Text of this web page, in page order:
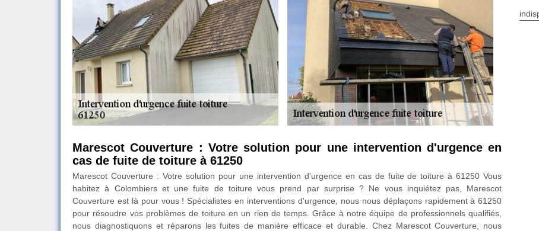
Marescot Couverture : Votre solution pour une intervention d'urgence en
cas de fuite de toiture à 61250
Marescot Couverture : Votre solution pour une intervention d'urgence en cas de fuite de toiture à 61250 Vous
habitez à Colombiers et une fuite de toiture vous prend par surprise ? Ne vous inquiétez pas, Marescot
Couverture est là pour vous ! Spécialistes en interventions d'urgence, nous nous déplaçons rapidement à 61250
pour résoudre vos problèmes de toiture en un rien de temps. Grâce à notre équipe de professionnels qualifiés,
nous diagnostiquons et réparons les fuites de manière efficace et durable. Chez Marescot Couverture, nous